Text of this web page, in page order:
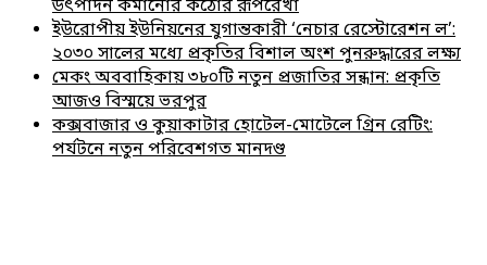
উৎপাদন কমানোর কঠোর রূপরেখা
ইউরোপীয় ইউনিয়নের যুগান্তকারী ‘নেচার রেস্টোরেশন ল’:
২০৩০ সালের মধ্যে প্রকৃতির বিশাল অংশ পুনরুদ্ধারের লক্ষ্য
মেকং অববাহিকায় ৩৮০টি নতুন প্রজাতির সন্ধান: প্রকৃতি
আজও বিস্ময়ে ভরপুর
কক্সবাজার ও কুয়াকাটার হোটেল-মোটেলে গ্রিন রেটিং:
পর্যটনে নতুন পরিবেশগত মানদণ্ড